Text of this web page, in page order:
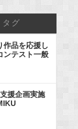
タグ
作品を応援し
ンテスト一般
援企画実施